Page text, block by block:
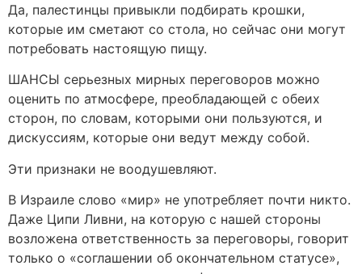
Да, палестинцы привыкли подбирать крошки,
которые им сметают со стола, но сейчас они могут
потребовать настоящую пищу.
ШАНСЫ серьезных мирных переговоров можно
оценить по атмосфере, преобладающей с обеих
сторон, по словам, которыми они пользуются, и
дискуссиям, которые они ведут между собой.
Эти признаки не воодушевляют.
В Израиле слово «мир» не употребляет почти никто.
Даже Ципи Ливни, на которую с нашей стороны
возложена ответственность за переговоры, говорит
только о «соглашении об окончательном статусе»,